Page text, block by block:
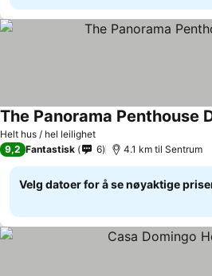
Helt hus / hel leilighet
The Panorama Penthouse
9,2 Fantastisk 6 4.1 km til Sentrum
Velg datoer for å se nøyaktige